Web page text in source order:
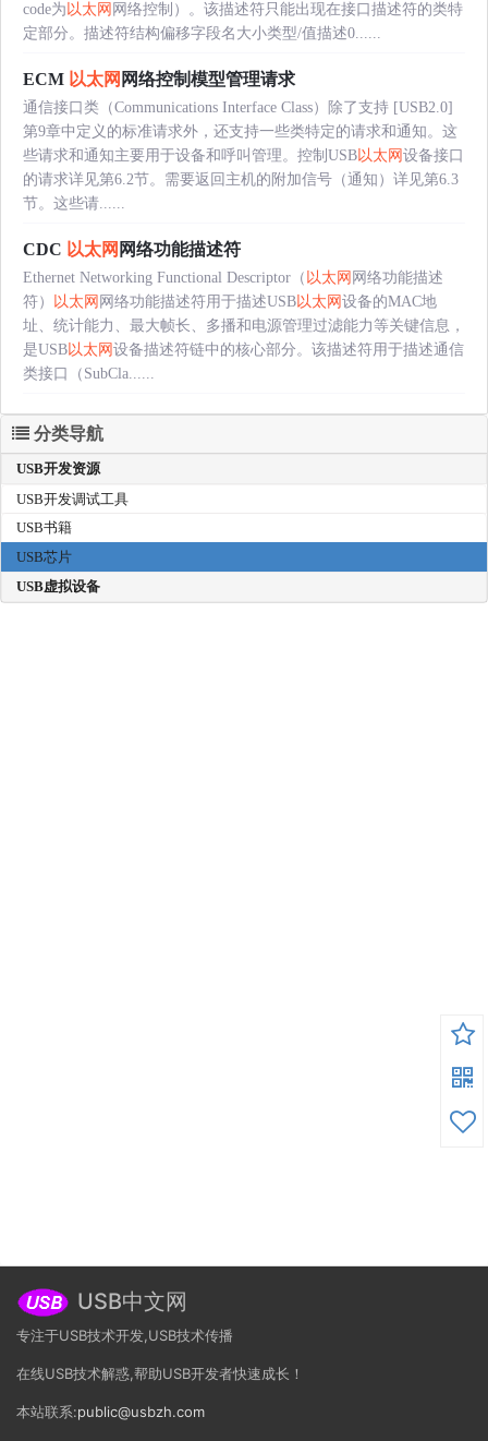
code为 以太网 网络控制）。该描述符只能出现在接口描述符的类特
定部分。描述符结构偏移字段名大小类型/值描述0......
ECM 以太网 网络控制模型管理请求
通信接口类（Communications Interface Class）除了支持 [USB2.0]
第9章中定义的标准请求外，还支持一些类特定的请求和通知。这
些请求和通知主要用于设备和呼叫管理。控制USB以太网 设备接口
的请求详见第6.2节。需要返回主机的附加信号（通知）详见第6.3
节。这些请......
CDC 以太网 网络功能描述符
Ethernet Networking Functional Descriptor（ 以太网 网络功能描述
符）
以太网 网络功能描述符用于描述USB以太网 设备的MAC地
址、统计能力、最大帧长、多播和电源管理过滤能力等关键信息，
是USB以太网 设备描述符链中的核心部分。该描述符用于描述通信
类接口（SubCla......
分类导航
USB开发资源
USB开发调试工具
USB书籍
USB芯片
USB虚拟设备
USB中文网
专注于USB技术开发,USB技术传播
在线USB技术解惑,帮助USB开发者快速成长！
本站联系:public@usbzh.com